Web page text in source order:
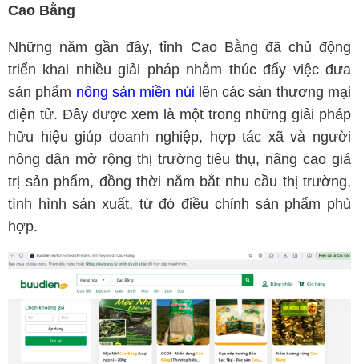
Cao Bằng
Những năm gần đây, tỉnh Cao Bằng đã chủ động
triển khai nhiều giải pháp nhằm thúc đẩy việc đưa
sản phẩm nông sản miền núi lên các sàn thương mại
điện tử. Đây được xem là một trong những giải pháp
hữu hiệu giúp doanh nghiệp, hợp tác xã và người
nông dân mở rộng thị trường tiêu thụ, nâng cao giá
trị sản phẩm, đồng thời nắm bắt nhu cầu thị trường,
tình hình sản xuất, từ đó điều chỉnh sản phẩm phù
hợp.